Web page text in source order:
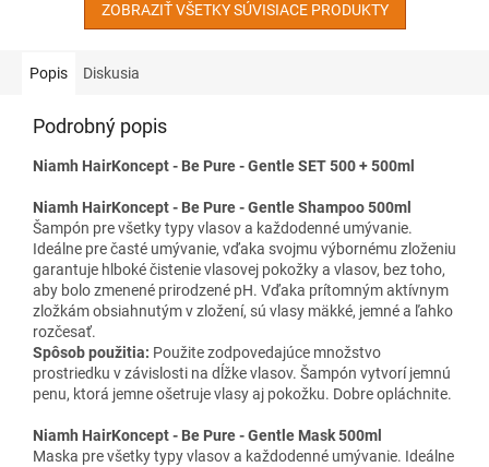
ZOBRAZIŤ VŠETKY SÚVISIACE PRODUKTY
Popis Diskusia
Podrobný popis
Niamh HairKoncept - Be Pure - Gentle SET 500 + 500ml
Niamh HairKoncept - Be Pure - Gentle Shampoo 500ml
Šampón pre všetky typy vlasov a každodenné umývanie.
Ideálne pre časté umývanie, vďaka svojmu výbornému zloženiu
garantuje hlboké čistenie vlasovej pokožky a vlasov, bez toho,
aby bolo zmenené prirodzené pH. Vďaka prítomným aktívnym
zložkám obsiahnutým v zložení, sú vlasy mäkké, jemné a ľahko
rozčesať.
Spôsob použitia: Použite zodpovedajúce množstvo
prostriedku v závislosti na dĺžke vlasov. Šampón vytvorí jemnú
penu, ktorá jemne ošetruje vlasy aj pokožku. Dobre opláchnite.
Niamh HairKoncept - Be Pure - Gentle Mask 500ml
Maska pre všetky typy vlasov a každodenné umývanie. Ideálne